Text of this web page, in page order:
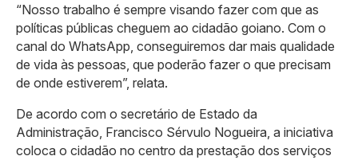
“Nosso trabalho é sempre visando fazer com que as
políticas públicas cheguem ao cidadão goiano. Com o
canal do WhatsApp, conseguiremos dar mais qualidade
de vida às pessoas, que poderão fazer o que precisam
de onde estiverem”, relata.
De acordo com o secretário de Estado da
Administração, Francisco Sérvulo Nogueira, a iniciativa
coloca o cidadão no centro da prestação dos serviços